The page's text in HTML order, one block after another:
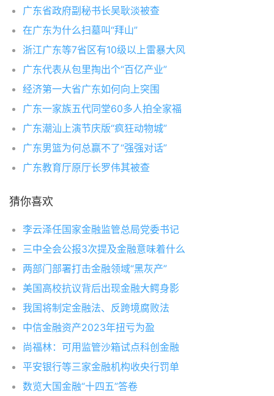
广东省政府副秘书长吴耿淡被查
在广东为什么扫墓叫“拜山”
浙江广东等7省区有10级以上雷暴大风
广东代表从包里掏出个“百亿产业”
经济第一大省广东如何向上突围
广东一家族五代同堂60多人拍全家福
广东潮汕上演节庆版“疯狂动物城”
广东男篮为何总赢不了“强强对话”
广东教育厅原厅长罗伟其被查
猜你喜欢
李云泽任国家金融监管总局党委书记
三中全会公报3次提及金融意味着什么
两部门部署打击金融领域“黑灰产”
美国高校抗议背后出现金融大鳄身影
我国将制定金融法、反跨境腐败法
中信金融资产2023年扭亏为盈
尚福林：可用监管沙箱试点科创金融
平安银行等三家金融机构收央行罚单
数览大国金融“十四五”答卷